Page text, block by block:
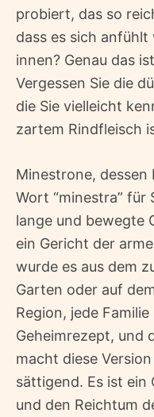
probiert, das so
dass es sich
innen? Genau das
Vergessen Sie die
die Sie vielleicht
zartem Rindfleisch
Minestrone, dessen
Wort “minestra” für
lange und bewegte
ein Gericht der
wurde es aus dem
Garten oder auf
Region, jede
Geheimrezept, und
macht diese
sättigend. Es ist ein
und den Reichtum